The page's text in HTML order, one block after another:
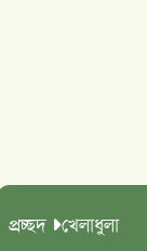
প্রচ্ছদ খেলাধুলা